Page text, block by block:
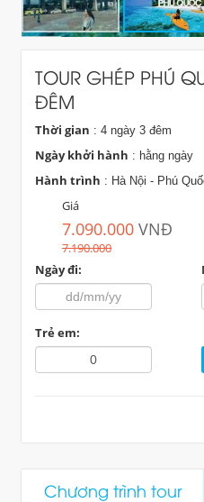
TOUR GHÉP PHÚ
ĐÊM
Thời gian : 4 ngày 3 đêm
Ngày khởi hành : hằng ngày
Hành trình : Hà Nội - Phú
Giá
7.090.000 VNĐ
7.190.000
Ngày đi:
Trẻ em:
Chương trình tour